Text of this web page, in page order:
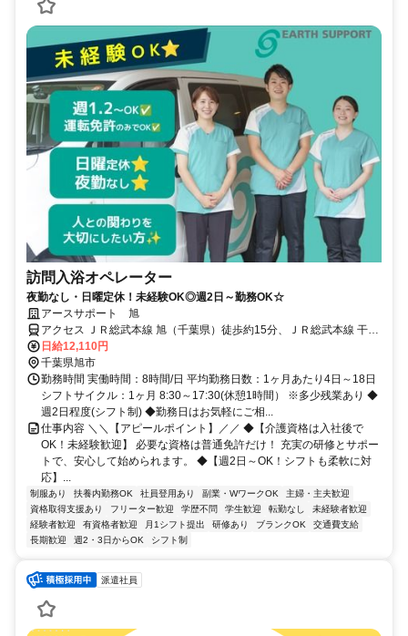
訪問入浴オペレーター
夜勤なし・日曜定休！未経験OK◎週2日～勤務OK☆
アースサポート 旭
アクセス ＪＲ総武本線 旭（千葉県）徒歩約15分、ＪＲ総武本線 干潟
徒歩約46分、ＪＲ総武本線 飯岡徒歩約47分
日給12,110円
千葉県旭市
勤務時間 実働時間：8時間/日 平均勤務日数：1ヶ月あたり4日～18日
シフトサイクル：1ヶ月 8:30～17:30(休憩1時間） ※多少残業あり ◆
週2日程度(シフト制) ◆勤務日はお気軽にご相...
仕事内容 ＼＼【アピールポイント】／／ ◆【介護資格は入社後で
OK！未経験歓迎】 必要な資格は普通免許だけ！ 充実の研修とサポー
トで、安心して始められます。 ◆【週2日～OK！シフトも柔軟に対
応】...
制服あり 扶養内勤務OK 社員登用あり 副業・WワークOK
主婦・主夫歓迎
資格取得支援あり
フリーター歓迎 学歴不問 学生歓迎 転勤なし
未経験者歓迎
経験者歓迎
有資格者歓迎 月1シフト提出 研修あり ブランクOK
交通費支給
長期歓迎
週2・3日からOK シフト制
派遣社員